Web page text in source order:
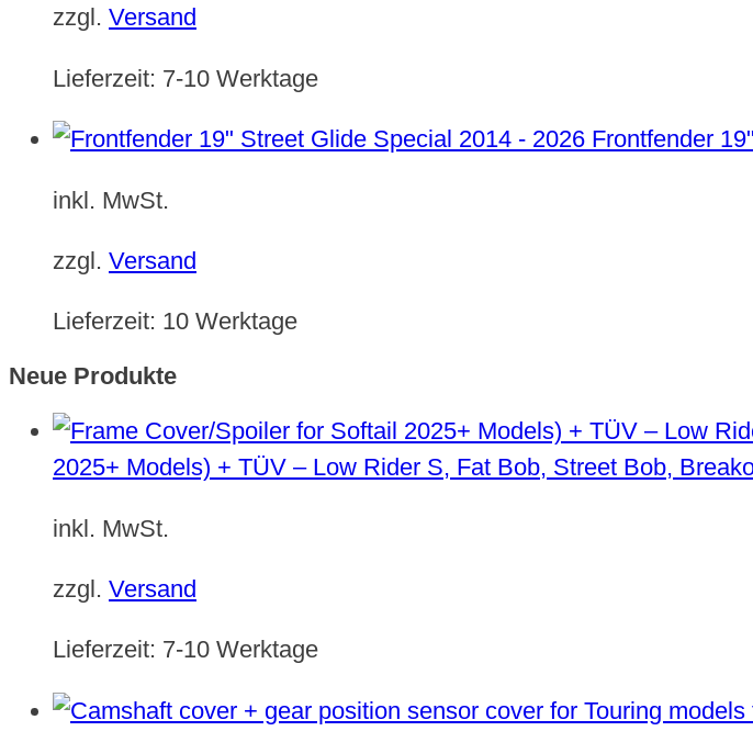
zzgl. Versand
Lieferzeit: 7-10 Werktage
Frontfender
inkl. MwSt.
zzgl. Versand
Lieferzeit: 10 Werktage
Neue Produkte
2025+ Models) + TÜV – Low Rider S, Fat Bob, Street Bob,
inkl. MwSt.
zzgl. Versand
Lieferzeit: 7-10 Werktage